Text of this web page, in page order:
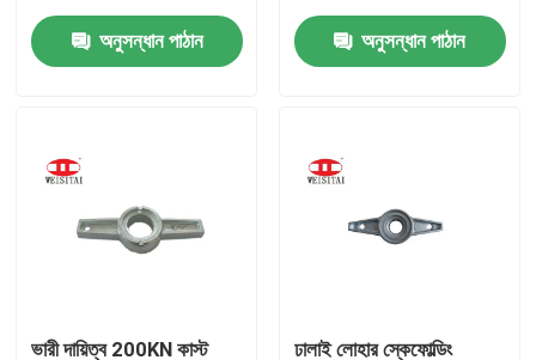
যোগাযোগ করুন
ফ্রেম ভারা পার্টস
অনুসন্ধান পাঠান অনুসন্ধান পাঠান
ভারী দায়িত্ব 200KN কাস্ট ঢালাই লোহার স্কেফোল্ডিং